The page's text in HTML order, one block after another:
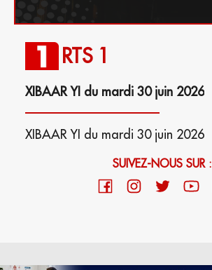
RTS 1
XIBAAR YI du mardi 30 juin 2026
XIBAAR YI du mardi 30 juin 2026
SUIVEZ-NOUS SUR :